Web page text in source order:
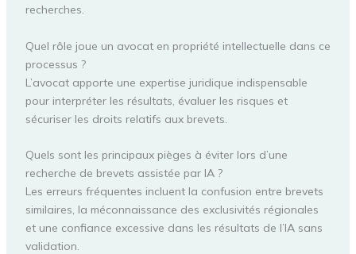
recherches.
Quel rôle joue un avocat en propriété intellectuelle dans ce
processus ?
L’avocat apporte une expertise juridique indispensable
pour interpréter les résultats, évaluer les risques et
sécuriser les droits relatifs aux brevets.
Quels sont les principaux pièges à éviter lors d’une
recherche de brevets assistée par IA ?
Les erreurs fréquentes incluent la confusion entre brevets
similaires, la méconnaissance des exclusivités régionales
et une confiance excessive dans les résultats de l’IA sans
validation.